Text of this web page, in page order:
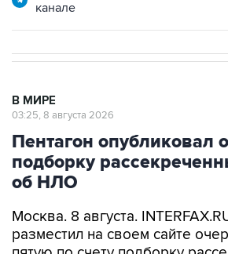
Пентагон опубликовал
подборку
об НЛО
Москва. 8 августа.
пятую по счету подборку
американских данных о